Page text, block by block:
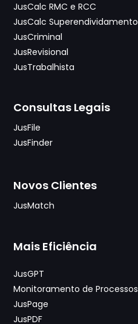
JusCalc RMC e RCC
JusCalc Superendividamento
JusCriminal
JusRevisional
JusTrabalhista
Consultas Legais
JusFile
JusFinder
Novos Clientes
JusMatch
Mais Eficiência
JusGPT
Monitoramento de Processos
JusPage
JusPDF